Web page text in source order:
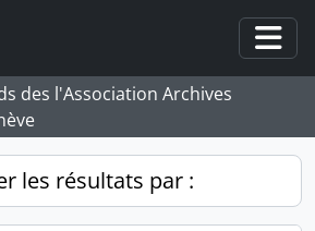
des l'Association Archives
les résultats par :